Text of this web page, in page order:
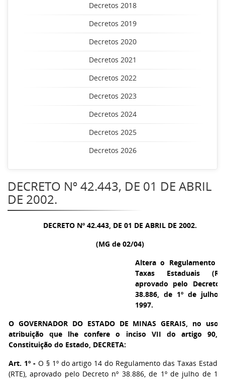
Decretos 2018
Decretos 2019
Decretos 2020
Decretos 2021
Decretos 2022
Decretos 2023
Decretos 2024
Decretos 2025
Decretos 2026
DECRETO Nº 42.443, DE 01 DE ABRIL
DE 2002.
DECRETO Nº 42.443, DE 01 DE ABRIL DE 2002.
(MG de 02/04)
Altera o Regulamento
Taxas Estaduais
aprovado pelo Decreto
38.886, de 1º de julho
1997.
O GOVERNADOR DO ESTADO DE MINAS GERAIS, no uso
atribuição que lhe confere o inciso VII do artigo 90,
Constituição do Estado, DECRETA:
Art. 1º -O § 1º do artigo 14 do Regulamento das Taxas
(RTE), aprovado pelo Decreto nº 38.886, de 1º de julho de